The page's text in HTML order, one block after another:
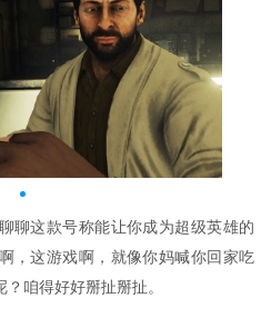
聊这款号称能让你成为超级英雄的
，这游戏啊，就像你妈喊你回家吃
咱得好好掰扯掰扯。